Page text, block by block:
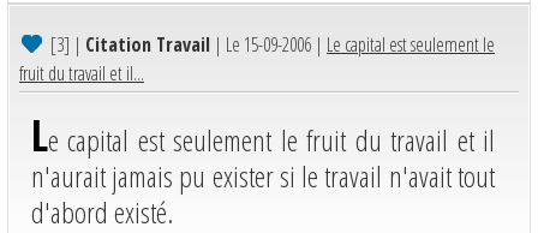
[3] | Citation Travail | Le 15-09-2006 | Le capital est seulement le
fruit du travail et il...
Le capital est seulement le fruit du travail et il
n'aurait jamais pu exister si le travail n'avait tout
d'abord existé.